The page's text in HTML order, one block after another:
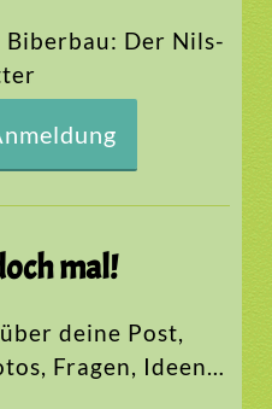
Biberbau: Der Nils-
mal!
deine Post,
Fragen, Ideen…